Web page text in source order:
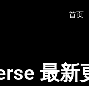
首页
最新